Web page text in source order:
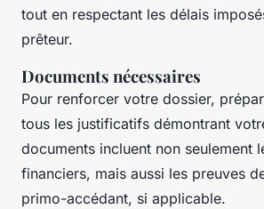
tout en respectant les délais
prêteur.
Documents nécessaires
Pour renforcer votre dossier,
tous les justificatifs démontrant
documents incluent non seulement
financiers, mais aussi les preuves
primo-accédant, si applicable.